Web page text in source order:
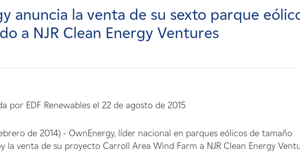
anuncia la venta de su sexto parque
a NJR Clean Energy Ventures
por EDF Renewables el 22 de agosto de 2015
febrero de 2014) - OwnEnergy, líder nacional en parques eólicos de tamaño
la venta de su proyecto Carroll Area Wind Farm a NJR Clean Energy